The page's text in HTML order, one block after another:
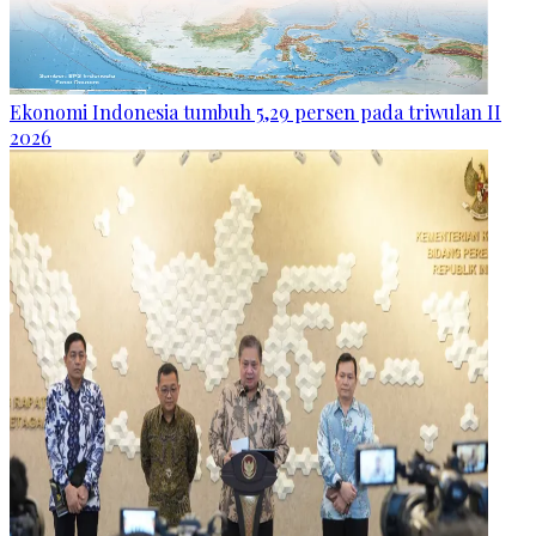
Ekonomi Indonesia tumbuh 5,29 persen pada triwulan II
2026